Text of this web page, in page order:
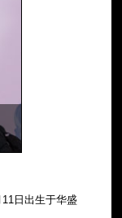
日出生于华盛